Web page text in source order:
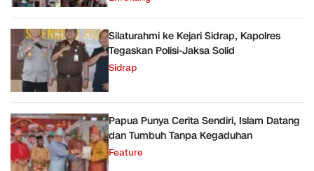
Silaturahmi ke Kejari Sidrap, Kapolres
Tegaskan Polisi-Jaksa Solid
Sidrap
Papua Punya Cerita Sendiri, Islam Datang
dan Tumbuh Tanpa Kegaduhan
Feature